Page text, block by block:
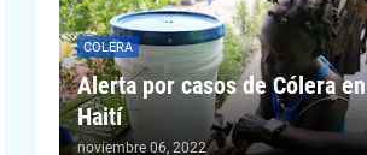
COLERA
Alerta por casos de Cólera en
Haití
noviembre 06, 2022